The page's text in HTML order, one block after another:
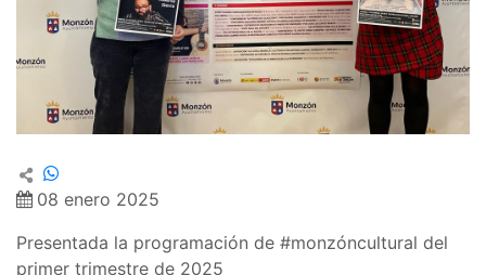
08 enero 2025
Presentada la programación de #monzóncultural del
primer trimestre de 2025